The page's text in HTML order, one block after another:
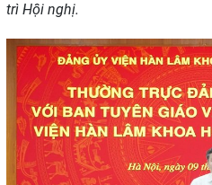
trì Hội nghị.